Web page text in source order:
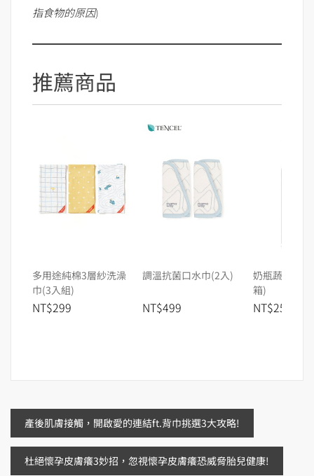
指食物的原因)
推薦商品
多用途純棉3層紗洗澡
巾(3入組)
NT$299
調溫抗菌口水巾(2入)
NT$499
奶瓶蔬果洗
箱)
NT$2580
文
章
產後肌膚接觸，開啟愛的連結ft.背巾挑選3大攻略!
杜絕懷孕皮膚癢3妙招，忽視懷孕皮膚癢恐威脅胎兒健康!